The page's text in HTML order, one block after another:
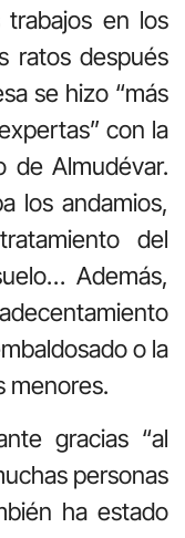
trabajos en los
ratos después
se hizo “más
con la
de Almudévar.
los andamios,
del
Además,
o la
menores.
gracias “al
personas
ha estado